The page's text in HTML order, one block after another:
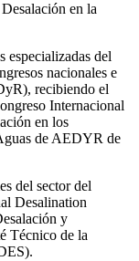
en la
especializadas del
nacionales e
recibiendo el
Internacional
en los
de AEDYR de
del sector del
Desalination
y
Técnico de la